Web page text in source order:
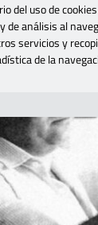
del uso de
de análisis al
servicios y
de la